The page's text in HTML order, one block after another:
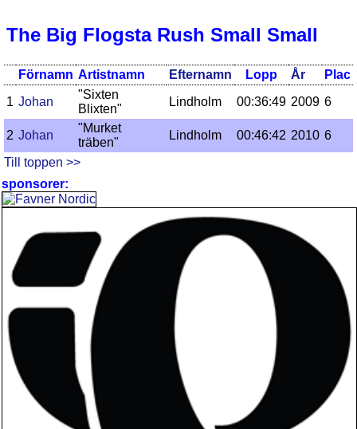
The Big Flogsta Rush Small Small
Förnamn Artistnamn Efternamn Lopp År
Plac
1 Johan
"Sixten
Blixten"
Lindholm 00:36:49 2009 6
2 Johan
"Murket
träben"
Lindholm 00:46:42 2010 6
Till toppen >>
sponsorer: